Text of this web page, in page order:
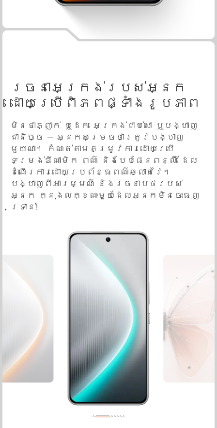
រចនាអេក្រង់របស់អ្នក
ដោយប្រើពិភពផ្ទាំងរូបភាព
មិនថាភ្ញាក់ ឬដេក អេក្រង់ជាប់សោ ឬបង្ហាញ
ជានិច្ច — អ្នកសម្រេចថាត្រូវបង្ហាញ
មួយណា។ កំណត់តាមតម្រូវការដោយប្រើ
ទម្រង់ឌីណាមិក ពណ៌ និងបែបផែនពន្លឺ ដែល
ដំណើរការដោយប្រព័ន្ធពណ៌ឆ្លាតវៃ។
បង្ហាញពីអារម្មណ៍ និងរចនាបថរបស់
អ្នក ក្នុងលក្ខណៈមួយដែលអ្នកមិនចេះធុញ
ទ្រាន់!